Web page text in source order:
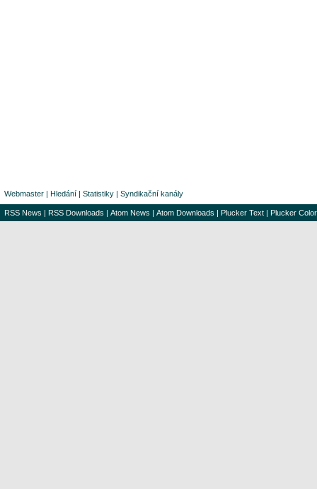
Webmaster | Hledání | Statistiky | Syndikační kanály
RSS News | RSS Downloads | Atom News | Atom Downloads | Plucker Text | Plucker Color